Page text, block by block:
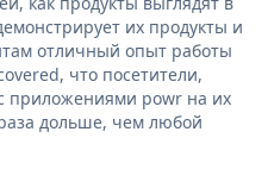
их продукты и
отличный опыт работы
что посетители,
приложениями powr на их
дольше, чем любой